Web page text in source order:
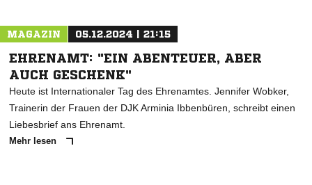
MAGAZIN 05.12.2024 | 21:15
EHRENAMT: "EIN ABENTEUER, ABER
AUCH GESCHENK"
Heute ist Internationaler Tag des Ehrenamtes. Jennifer Wobker,
Trainerin der Frauen der DJK Arminia Ibbenbüren, schreibt einen
Liebesbrief ans Ehrenamt.
Mehr lesen